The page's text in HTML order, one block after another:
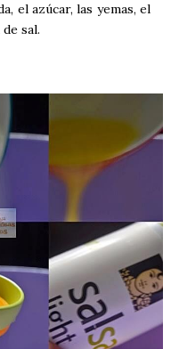
el azúcar, las yemas, el
sal.